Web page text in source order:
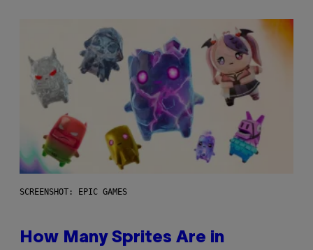
SCREENSHOT: EPIC GAMES
How Many Sprites Are in